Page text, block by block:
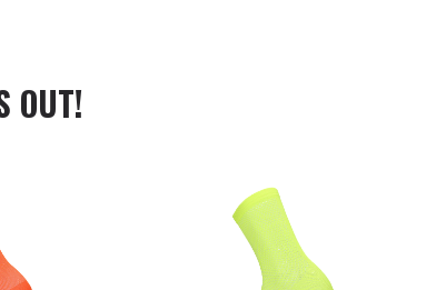
OUT!